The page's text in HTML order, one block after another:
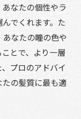
なたの個性やラ
でくれます。た
なたの瞳の色や
とで、より一層
プロのアドバイ
の髪質に最も適